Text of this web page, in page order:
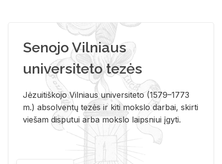
Senojo Vilniaus
universiteto tezės
Jėzuitiškojo Vilniaus universiteto (1579–1773
m.) absolventų tezės ir kiti mokslo darbai, skirti
viešam disputui arba mokslo laipsniui įgyti.